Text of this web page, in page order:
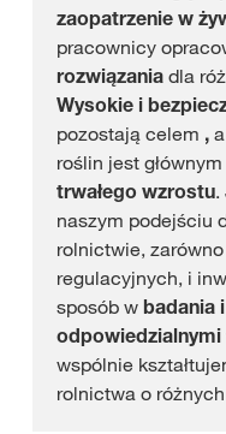
zaopatrzenie w
pracownicy
rozwiązania dla
Wysokie i
pozostają celem ,
roślin jest
trwałego wzrostu.
naszym podejściu
rolnictwie,
regulacyjnych, i
sposób w badania
odpowiedzialnymi
wspólnie
rolnictwa o